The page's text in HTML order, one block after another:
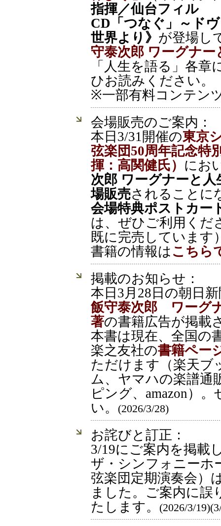
指揮／仙台フィル
CD「つなぐ」～ド
世界より》 が登場し
守泰次郎 ワーグナー
「人生を語る」各
ひお読みください。
※一部有料コンテ
会場販売のご案内：
本日3/31開催の東京
弦楽団50周年記念特
揮：高関健氏） にお
次郎 ワーグナーと
場販売されることに
会場特典ポストカー
は、ぜひご利用くだ
既に完売しています
書籍の情報は こちら
掲載のお知らせ：
本日3月28日の朝日
飯守泰次郎 ワーグ
著の書籍広告が掲載
本書は現在、全国の
楽之友社の書籍ペー
ただけます（楽天ブ
ム、ヤマハの楽譜通
ピング、amazon）
い。
(2026/3/28)
お詫びと訂正：
3/19にご案内を掲載
ザ・シンフォニーホ
弦楽団定期演奏会）
ました。ご案内に
たします。
(2026/3/